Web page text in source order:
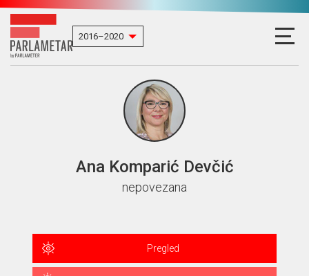
Ana Komparić Devčić
nepovezana
Pregled